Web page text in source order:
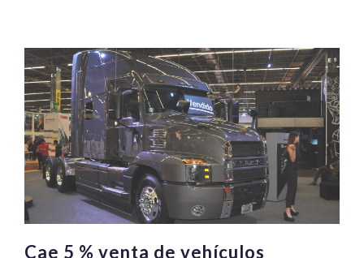
prioridad
de
Scania
en
Expo
Foro
2018
Cae 5 % venta de vehículos